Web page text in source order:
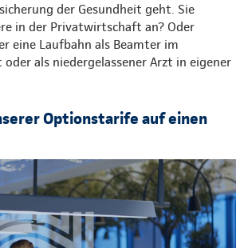
der Gesundheit geht. Sie
in der Privatwirtschaft an? Oder
eine Laufbahn als Beamter im
als niedergelassener Arzt in eigener
Optionstarife auf einen